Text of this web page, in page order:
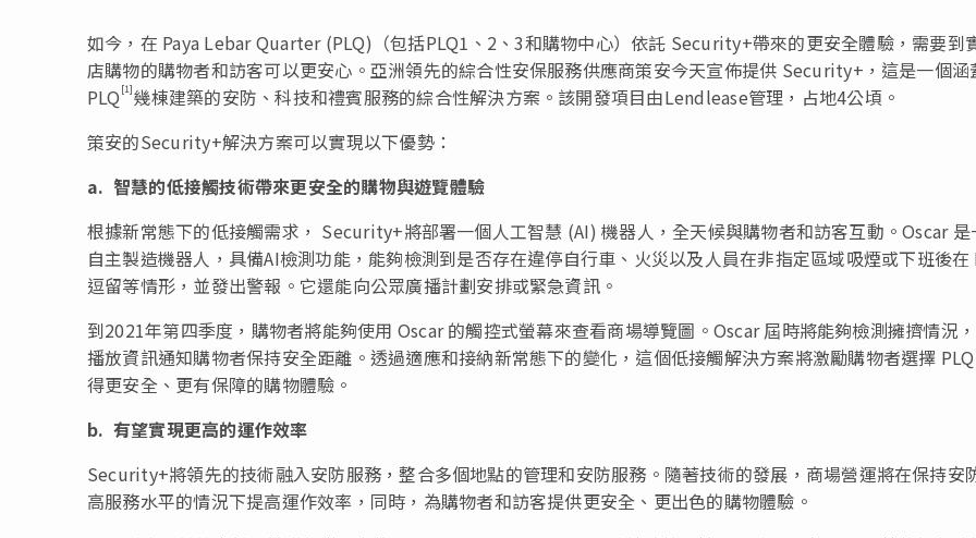
如今，在 Paya Lebar Quarter (PLQ)（包括PLQ1、2、3和購物中心）依託 Security+帶來的更安全體驗，需要到
店購物的購物者和訪客可以更安心。亞洲領先的綜合性安保服務供應商策安今天宣佈提供 Security+，這是一個涵
PLQ [1]幾棟建築的安防、科技和禮賓服務的綜合性解決方案。該開發項目由Lendlease管理，占地4公頃。
策安的Security+解決方案可以實現以下優勢：
a. 智慧的低接觸技術帶來更安全的購物與遊覽體驗
根據新常態下的低接觸需求， Security+將部署一個人工智慧 (AI) 機器人，全天候與購物者和訪客互動。Oscar 是
自主製造機器人，具備AI檢測功能，能夠檢測到是否存在違停自行車、火災以及人員在非指定區域吸煙或下班後在
逗留等情形，並發出警報。它還能向公眾廣播計劃安排或緊急資訊。
到2021年第四季度，購物者將能夠使用 Oscar 的觸控式螢幕來查看商場導覽圖。Oscar 屆時將能夠檢測擁擠情況
播放資訊通知購物者保持安全距離。透過適應和接納新常態下的變化，這個低接觸解決方案將激勵購物者選擇
得更安全、更有保障的購物體驗。
b. 有望實現更高的運作效率
Security+將領先的技術融入安防服務，整合多個地點的管理和安防服務。隨著技術的發展，商場營運將在保持安
高服務水平的情況下提高運作效率，同時，為購物者和訪客提供更安全、更出色的購物體驗。